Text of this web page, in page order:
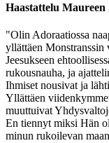
Haastattelu Maureen
"Olin Adoraatiossa
yllättäen Monstranssin
Jeesukseen
rukousnauha, ja
Ihmiset nousivat ja
Yllättäen
muuttuivat
En tiennyt miksi Hän
minun rukoilevan